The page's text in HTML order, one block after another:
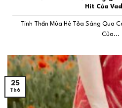
Hit Của
Tinh Thần Mùa Hè Tỏa Sáng Qua
Của...
25
Th6